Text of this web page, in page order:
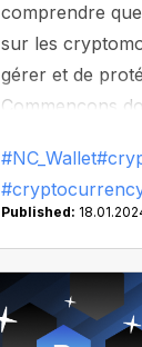
comprendre
sur les
gérer et de
Commençons
market des
#NC_Wallet
Published: